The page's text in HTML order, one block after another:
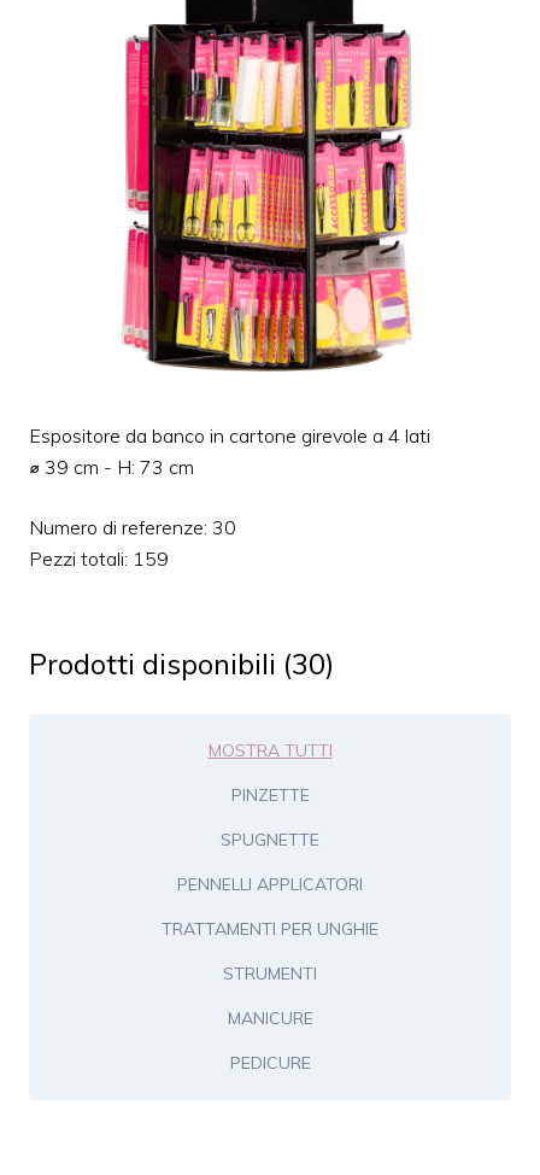
Espositore da banco in cartone girevole a 4 lati
⌀ 39 cm - H: 73 cm
Numero di referenze: 30
Pezzi totali: 159
Prodotti disponibili (30)
MOSTRA TUTTI
PINZETTE
SPUGNETTE
PENNELLI APPLICATORI
TRATTAMENTI PER UNGHIE
STRUMENTI
MANICURE
PEDICURE